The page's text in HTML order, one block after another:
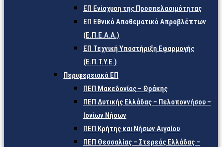
ΕΠ Ενίσχυση της Προσπελασιμότητας
ΕΠ Εθνικό Αποθεματικό Απροβλέπτων
(Ε.Π.Ε.Α.Α.)
ΕΠ Τεχνική Υποστήριξη Εφαρμογής
(Ε.Π.Τ.Υ.Ε.)
Περιφερειακά ΕΠ
ΠΕΠ Μακεδονίας – Θράκης
ΠΕΠ Δυτικής Ελλάδας – Πελοποννήσου –
Ιονίων Νήσων
ΠΕΠ Κρήτης και Νήσων Αιγαίου
ΠΕΠ Θεσσαλίας – Στερεάς Ελλάδας –